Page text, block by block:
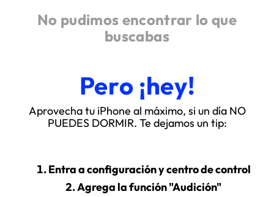
No pudimos encontrar lo que
buscabas
Pero ¡hey!
Aprovecha tu iPhone al máximo, si un día NO
PUEDES DORMIR. Te dejamos un tip:
Entra a configuración y centro de control
Agrega la función "Audición"